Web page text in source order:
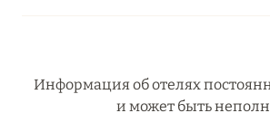
Информация об отелях
и может быть